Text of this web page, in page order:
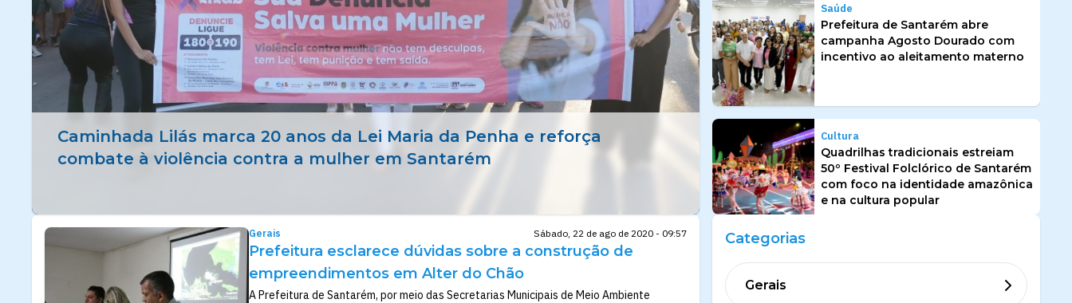
Caminhada Lilás marca 20 anos da Lei Maria da Penha e reforça
combate à violência contra a mulher em Santarém
Saúde
Prefeitura de Santarém abre
campanha Agosto Dourado com
incentivo ao aleitamento materno
Cultura
Quadrilhas tradicionais estreiam
50º Festival Folclórico de Santarém
com foco na identidade amazônica
e na cultura popular
Gerais Sábado, 22 de ago de 2020 - 09:57
Prefeitura esclarece dúvidas sobre a construção de
empreendimentos em Alter do Chão
A Prefeitura de Santarém, por meio das Secretarias Municipais de Meio Ambiente
Categorias
Gerais